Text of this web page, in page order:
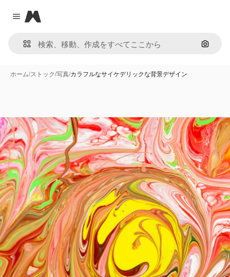
Close menu
Magnific
画像で
ホーム/ストック/写真/カラフルなサイケデリックな背景デザイン